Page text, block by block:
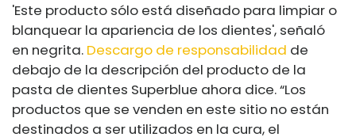
'Este producto sólo está diseñado para limpiar o
blanquear la apariencia de los dientes', señaló
en negrita. Descargo de responsabilidad de
debajo de la descripción del producto de la
pasta de dientes Superblue ahora dice. “Los
productos que se venden en este sitio no están
destinados a ser utilizados en la cura, el